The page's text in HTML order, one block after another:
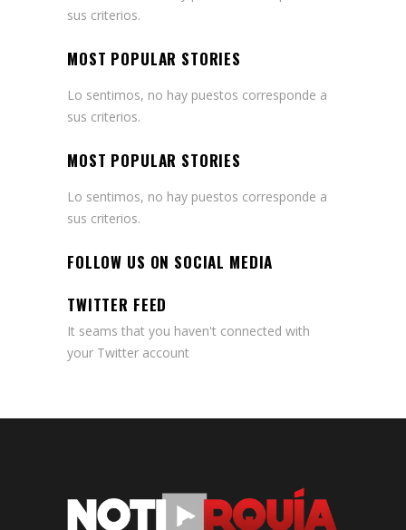
sus criterios.
MOST POPULAR STORIES
Lo sentimos, no hay puestos corresponde a
sus criterios.
MOST POPULAR STORIES
Lo sentimos, no hay puestos corresponde a
sus criterios.
FOLLOW US ON SOCIAL MEDIA
TWITTER FEED
It seams that you haven't connected with
your Twitter account